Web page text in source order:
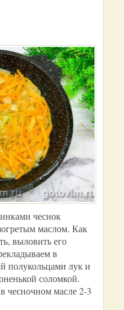
чеснок
маслом. Как
выловить его
в
полукольцами лук и
соломкой.
чесночном масле 2-3